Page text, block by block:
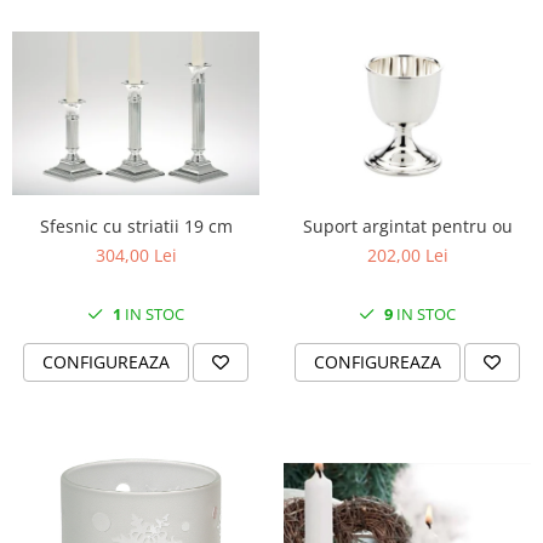
Sfesnic cu striatii 19 cm
304,00 Lei
1 IN STOC
CONFIGUREAZA
Suport argintat pentru ou
202,00 Lei
9 IN STOC
CONFIGUREAZA